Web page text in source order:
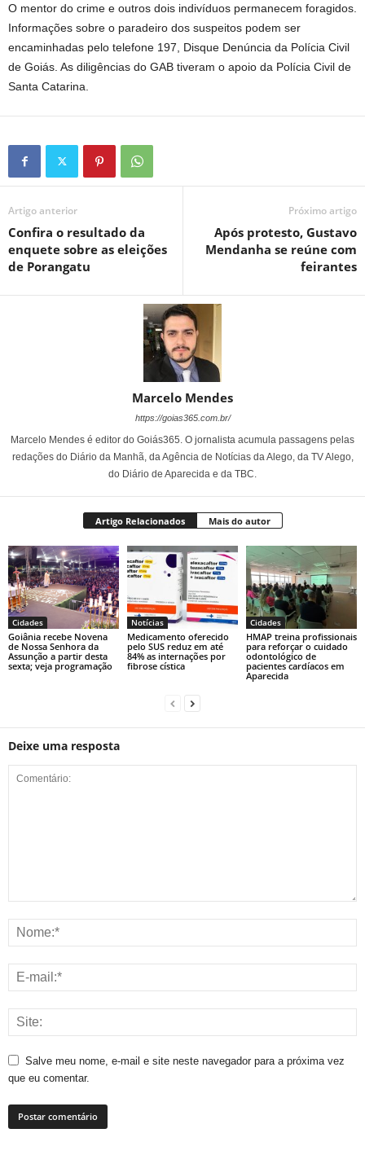
O mentor do crime e outros dois indivíduos permanecem foragidos.
Informações sobre o paradeiro dos suspeitos podem ser
encaminhadas pelo telefone 197, Disque Denúncia da Polícia Civil
de Goiás. As diligências do GAB tiveram o apoio da Polícia Civil de
Santa Catarina.
Artigo anterior
Confira o resultado da
enquete sobre as eleições
de Porangatu
Próximo artigo
Após protesto, Gustavo
Mendanha se reúne com
feirantes
Marcelo Mendes
https://goias365.com.br/
Marcelo Mendes é editor do Goiás365. O jornalista acumula passagens pelas
redações do Diário da Manhã, da Agência de Notícias da Alego, da TV Alego,
do Diário de Aparecida e da TBC.
Artigo Relacionados Mais do autor
Cidades
Goiânia recebe Novena
de Nossa Senhora da
Assunção a partir desta
sexta; veja programação
Notícias
Medicamento oferecido
pelo SUS reduz em até
84% as internações por
fibrose cística
Cidades
HMAP treina profissionais
para reforçar o cuidado
odontológico de
pacientes cardíacos em
Aparecida
Deixe uma resposta
Salve meu nome, e-mail e site neste navegador para a próxima vez
que eu comentar.